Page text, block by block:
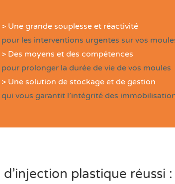
> Une grande souplesse et réactivité
pour les interventions urgentes sur vos
> Des moyens et des compétences
pour prolonger la durée de vie de vos moules
> Une solution de stockage et de gestion
qui vous garantit l’intégrité des
d’injection plastique réussi